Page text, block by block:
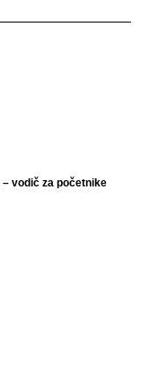
vodič za početnike